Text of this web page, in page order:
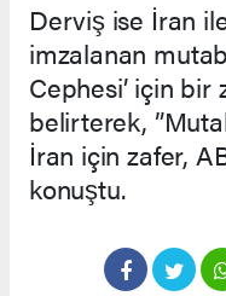
Derviş ise İran
imzalanan
Cephesi’ için bir
belirterek,
İran için zafer,
konuştu.